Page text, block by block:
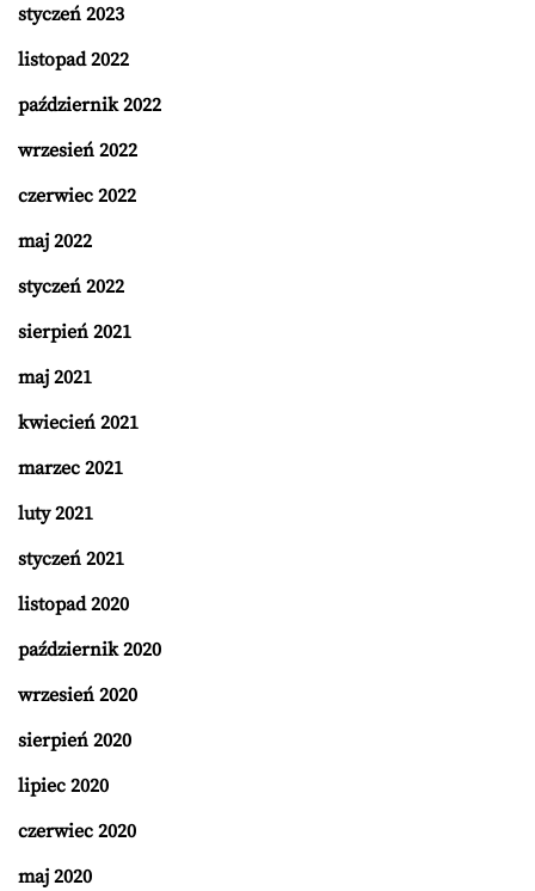
styczeń 2023
listopad 2022
październik 2022
wrzesień 2022
czerwiec 2022
maj 2022
styczeń 2022
sierpień 2021
maj 2021
kwiecień 2021
marzec 2021
luty 2021
styczeń 2021
listopad 2020
październik 2020
wrzesień 2020
sierpień 2020
lipiec 2020
czerwiec 2020
maj 2020